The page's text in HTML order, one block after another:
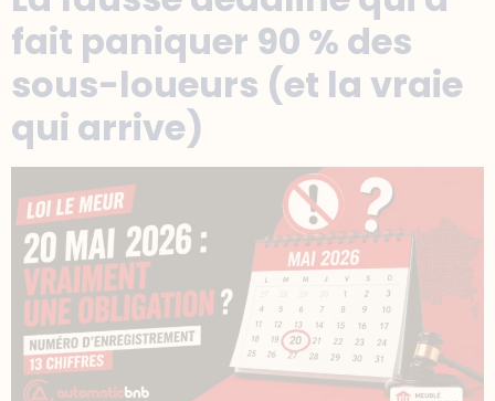
fait paniquer 90 % des
sous-loueurs (et la vraie
qui arrive)